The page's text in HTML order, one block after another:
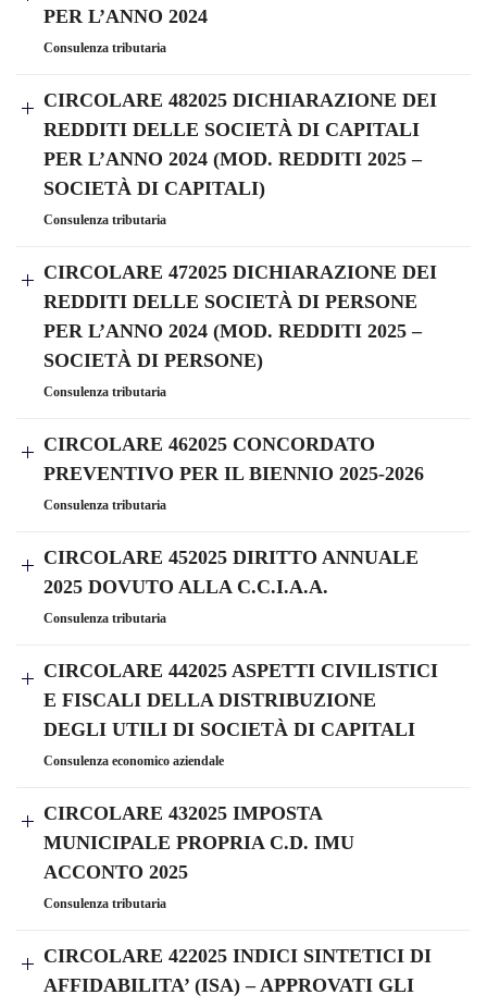
PER L’ANNO 2024
Consulenza tributaria
CIRCOLARE 482025 DICHIARAZIONE DEI
REDDITI DELLE SOCIETÀ DI CAPITALI
PER L’ANNO 2024 (MOD. REDDITI 2025 –
SOCIETÀ DI CAPITALI)
Consulenza tributaria
CIRCOLARE 472025 DICHIARAZIONE DEI
REDDITI DELLE SOCIETÀ DI PERSONE
PER L’ANNO 2024 (MOD. REDDITI 2025 –
SOCIETÀ DI PERSONE)
Consulenza tributaria
CIRCOLARE 462025 CONCORDATO
PREVENTIVO PER IL BIENNIO 2025-2026
Consulenza tributaria
CIRCOLARE 452025 DIRITTO ANNUALE
2025 DOVUTO ALLA C.C.I.A.A.
Consulenza tributaria
CIRCOLARE 442025 ASPETTI CIVILISTICI
E FISCALI DELLA DISTRIBUZIONE
DEGLI UTILI DI SOCIETÀ DI CAPITALI
Consulenza economico aziendale
CIRCOLARE 432025 IMPOSTA
MUNICIPALE PROPRIA C.D. IMU
ACCONTO 2025
Consulenza tributaria
CIRCOLARE 422025 INDICI SINTETICI DI
AFFIDABILITA’ (ISA) – APPROVATI GLI